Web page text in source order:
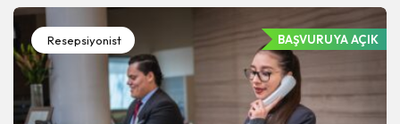
Resepsiyonist BAŞVURUYA AÇIK